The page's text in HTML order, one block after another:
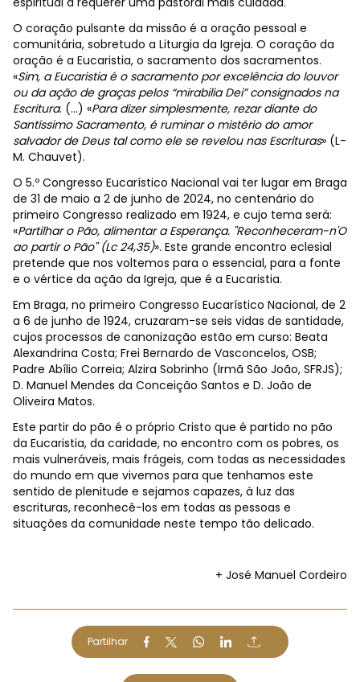
O coração pulsante da missão é a oração pessoal e
comunitária, sobretudo a Liturgia da Igreja. O coração da
oração é a Eucaristia, o sacramento dos sacramentos.
«Sim, a Eucaristia é o sacramento por excelência do louvor
ou da ação de graças pelos “mirabilia Dei” consignados na
Escritura. (…) «Para dizer simplesmente, rezar diante do
Santíssimo Sacramento, é ruminar o mistério do amor
salvador de Deus tal como ele se revelou nas Escrituras» (L-
M. Chauvet).
O 5.º Congresso Eucarístico Nacional vai ter lugar em Braga
de 31 de maio a 2 de junho de 2024, no centenário do
primeiro Congresso realizado em 1924, e cujo tema será:
«Partilhar o Pão, alimentar a Esperança. "Reconheceram-n'O
ao partir o Pão" (Lc 24,35)». Este grande encontro eclesial
pretende que nos voltemos para o essencial, para a fonte
e o vértice da ação da Igreja, que é a Eucaristia.
Em Braga, no primeiro Congresso Eucarístico Nacional, de 2
a 6 de junho de 1924, cruzaram-se seis vidas de santidade,
cujos processos de canonização estão em curso: Beata
Alexandrina Costa; Frei Bernardo de Vasconcelos, OSB;
Padre Abílio Correia; Alzira Sobrinho (Irmã São João, SFRJS);
D. Manuel Mendes da Conceição Santos e D. João de
Oliveira Matos.
Este partir do pão é o próprio Cristo que é partido no pão
da Eucaristia, da caridade, no encontro com os pobres, os
mais vulneráveis, mais frágeis, com todas as necessidades
do mundo em que vivemos para que tenhamos este
sentido de plenitude e sejamos capazes, à luz das
escrituras, reconhecê-los em todas as pessoas e
situações da comunidade neste tempo tão delicado.
+ José Manuel Cordeiro
Partilhar